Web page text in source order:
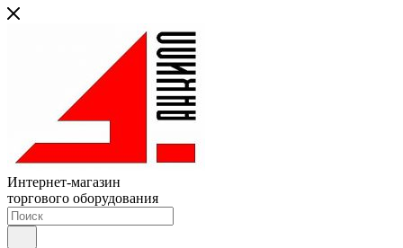
Интернет-магазин
торгового оборудования